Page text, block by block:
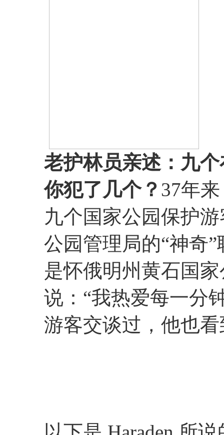
老护林员亲述：九
你犯了几个？ 37年
九个国家公园保护
公园管理局的“神奇
是怀俄明州黄石国
说：“我热爱每一分
游客交谈过，他也